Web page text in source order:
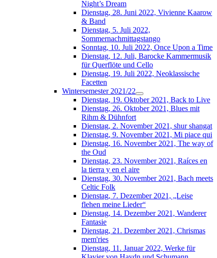
Night’s Dream
Dienstag, 28. Juni 2022, Vivienne Kaarow
& Band
Dienstag, 5. Juli 2022,
Sommernachmittagstango
Sonntag, 10. Juli 2022, Once Upon a Time
Dienstag, 12. Juli, Barocke Kammermusik
für Querflöte und Cello
Dienstag, 19. Juli 2022, Neoklassische
Facetten
Wintersemester 2021/22
Dienstag, 19. Oktober 2021, Back to Live
Dienstag, 26. Oktober 2021, Blues mit
Rihm & Dühnfort
Dienstag, 2. November 2021, shur shangat
Dienstag, 9. November 2021, Mi piace qui
Dienstag, 16. November 2021, The way of
the Oud
Dienstag, 23. November 2021, Raíces en
la tierra y en el aire
Dienstag, 30. November 2021, Bach meets
Celtic Folk
Dienstag, 7. Dezember 2021, „Leise
flehen meine Lieder“
Dienstag, 14. Dezember 2021, Wanderer
Fantasie
Dienstag, 21. Dezember 2021, Chrismas
mem'ries
Dienstag, 11. Januar 2022, Werke für